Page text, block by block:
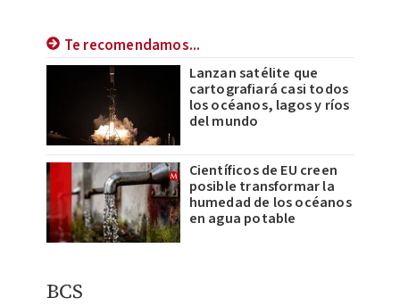
Te recomendamos...
Lanzan satélite que
cartografiará casi todos
los océanos, lagos y ríos
del mundo
Científicos de EU creen
posible transformar la
humedad de los océanos
en agua potable
BCS